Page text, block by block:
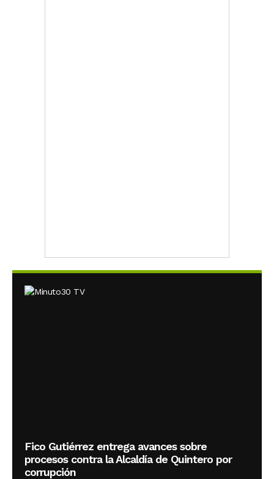
Fico Gutiérrez entrega avances sobre
procesos contra la Alcaldía de Quintero por
corrupción